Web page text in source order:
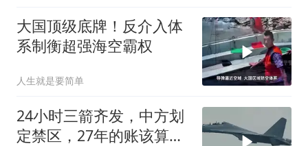
大国顶级底牌！反介入体
系制衡超强海空霸权
人生就是要简单
24小时三箭齐发，中方划
定禁区，27年的账该算